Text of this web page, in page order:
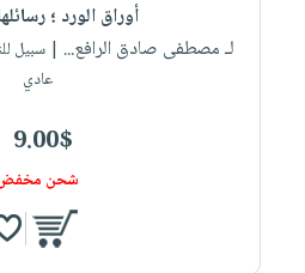
أوراق الورد ؛
لـ مصطفى صادق الرافع... | سبيل
عادي
9.00$
شحن